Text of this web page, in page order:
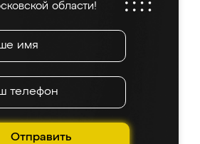
области!
Отправить